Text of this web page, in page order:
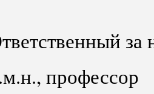
за
профессор